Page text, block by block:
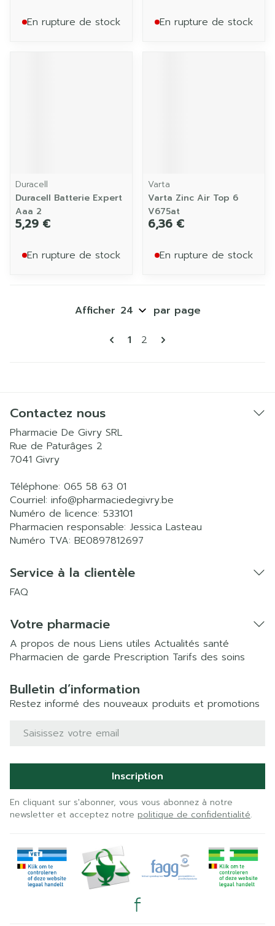
En rupture de stock En rupture de stock
Duracell
Duracell Batterie Expert
Aaa 2
5,29 €
En rupture de stock
Varta
Varta Zinc Air Top 6
V675at
6,36 €
En rupture de stock
Pages
Vous lisez actuellement la
1 Page
2
Afficher par page
Contactez nous
Pharmacie De Givry SRL
Rue de Paturâges 2
7041 Givry
Téléphone: 065 58 63 01
Courriel: info@pharmaciedegivry.be
Numéro de licence: 533101
Pharmacien responsable: Jessica Lasteau
Numéro TVA: BE0897812697
Service à la clientèle
FAQ
Votre pharmacie
A propos de nous Liens utiles Actualités santé
Pharmacien de garde Prescription Tarifs des soins
Bulletin d’information
Restez informé des nouveaux produits et promotions
Adresse mail
Inscription
En cliquant sur s'abonner, vous vous abonnez à notre
newsletter et acceptez notre politique de confidentialité.